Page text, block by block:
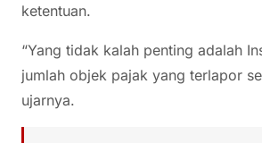
ketentuan.
“Yang tidak kalah penting adalah
jumlah objek pajak yang terlapor
ujarnya.